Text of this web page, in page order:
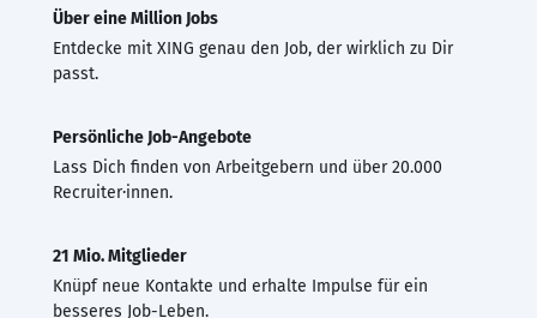
Über eine Million Jobs
Entdecke mit XING genau den Job, der wirklich zu Dir
passt.
Persönliche Job-Angebote
Lass Dich finden von Arbeitgebern und über 20.000
Recruiter·innen.
21 Mio. Mitglieder
Knüpf neue Kontakte und erhalte Impulse für ein
besseres Job-Leben.